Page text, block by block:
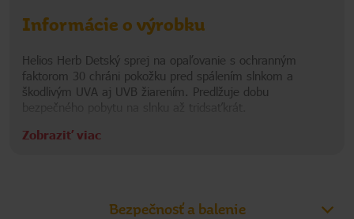
Informácie o výrobku
Helios Herb Detský sprej na opaľovanie s ochranným
faktorom 30 chráni pokožku pred spálením slnkom a
škodlivým UVA aj UVB žiarením. Predlžuje dobu
bezpečného pobytu na slnku až tridsaťkrát.
Informácie o značke
Naša vlastná značka vysoko kvalitných a 100% spoľahlivých
Zobraziť viac
Bezpečnosť a balenie